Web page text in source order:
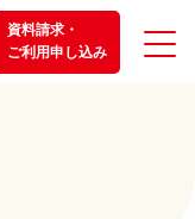
資料請求・
ご利用申し込み